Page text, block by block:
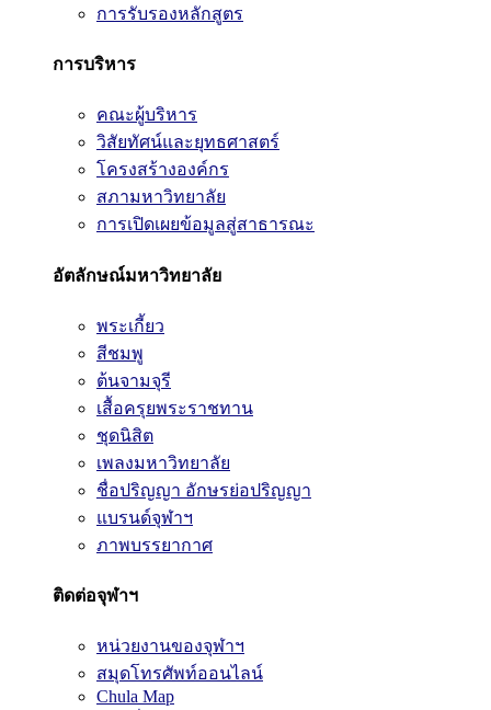
การรับรองหลักสูตร
การบริหาร
คณะผู้บริหาร
วิสัยทัศน์และยุทธศาสตร์
โครงสร้างองค์กร
สภามหาวิทยาลัย
การเปิดเผยข้อมูลสู่สาธารณะ
อัตลักษณ์มหาวิทยาลัย
พระเกี้ยว
สีชมพู
ต้นจามจุรี
เสื้อครุยพระราชทาน
ชุดนิสิต
เพลงมหาวิทยาลัย
ชื่อปริญญา อักษรย่อปริญญา
แบรนด์จุฬาฯ
ภาพบรรยากาศ
ติดต่อจุฬาฯ
หน่วยงานของจุฬาฯ
สมุดโทรศัพท์ออนไลน์
Chula Map